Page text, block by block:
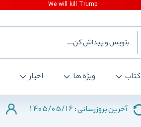
کتاب ویژه ها اخبار
آخرین بروزرسانی : 1405/05/16